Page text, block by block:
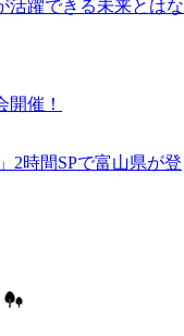
活躍できる未来とはな
催！
2時間SPで富山県が登